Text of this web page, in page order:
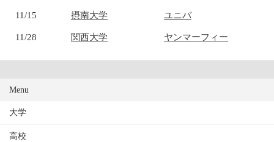
11/15 摂南大学 ユニバ
11/28 関西大学 ヤンマーフィー
Menu
大学
高校